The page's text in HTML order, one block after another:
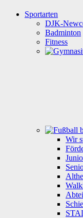
Sportarten
DJK-
Badminton
Fitness
Wir